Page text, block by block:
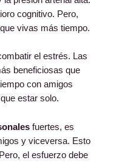
cognitivo. Pero,
vivas más tiempo.
el estrés. Las
beneficiosas que
con amigos
estar solo.
fuertes, es
y viceversa. Esto
el esfuerzo debe